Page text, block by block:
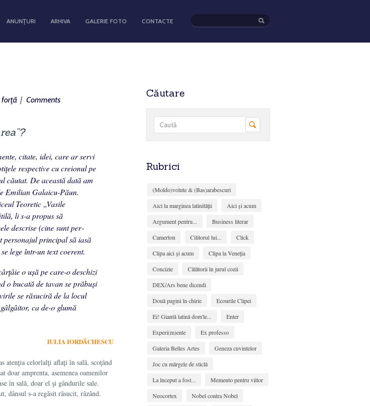
ANUNŢURI ARHIVA GALERIE FOTO CONTACTE
forţă | Comments
citate, idei, care ar servi
respective cu creionul pe
căutat. De această dată am
Emilian Galaicu-Păun.
Teoretic „Va­sile
li s-a propus să
descrise (cine sunt per­
perso­najul principal să iasă
lege într-un text coerent.
o ușă pe care-o deschizi
o bucată de tavan se prăbuși
se răsuci­ră de la locul
ca de-o glumă
IULIA IORDĂCHESCU
atenţia celorlalţi aflaţi în sală, scoţând
doar amprenta, asemenea oamenilor
în sală, doar el şi gândurile sale.
dânsul s-a regăsit răsucit, râzând.
Căutare
Rubrici
(Moldo)volute & (Bas)arabescuri
Aici la marginea latinităţii
Aici și acum
Argument pentru...
Business literar
Camerton
Cititorul lui...
Click
Clipa aici şi acum
Clipa la Veneţia
Concizie
Călătorii în jurul cozii
DEX/Ars bene dicendi
Două pagini în chirie
Ecourile Clipei
Ei! Giantă latină dom'le...
Enter
Experi(m)ente
Ex professo
Galeria Belles Artes
Geneza cuvintelor
Joc cu mărgele de sticlă
La început a fost...
Memento pentru viitor
Neocortex
Nobel contra Nobel